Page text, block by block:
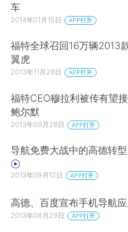
车
2014年01月15日 APP打开
福特全球召回16万辆2013
翼虎
2013年11月28日 APP打开
福特CEO穆拉利被传有望
鲍尔默
2013年09月28日 APP打开
导航免费大战中的高德转型
2013年09月12日 APP打开
高德、百度宣布手机导航
2013年08月29日 APP打开